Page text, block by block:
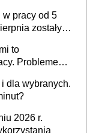
pracy od 5
zostały
to
Problemem
i
dla wybranych.
2026 r.